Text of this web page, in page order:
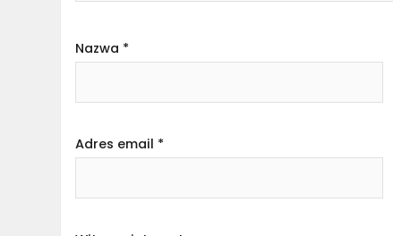
Nazwa *
Adres email *